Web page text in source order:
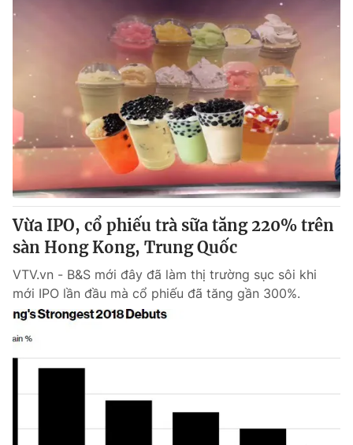
Vừa IPO, cổ phiếu trà sữa tăng 220% trên
sàn Hong Kong, Trung Quốc
VTV.vn - B&S mới đây đã làm thị trường sục sôi khi
mới IPO lần đầu mà cổ phiếu đã tăng gần 300%.